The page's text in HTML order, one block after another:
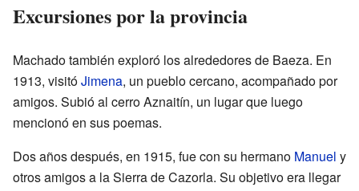
Excursiones por la provincia
Machado también exploró los alrededores de Baeza. En
1913, visitóJimena, un pueblo cercano, acompañado por
amigos. Subió al cerro Aznaitín, un lugar que luego
mencionó en sus poemas.
Dos años después, en 1915, fue con su hermano Manuel y
otros amigos a la Sierra de Cazorla. Su objetivo era llegar